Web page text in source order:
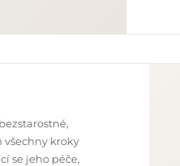
všechny kroky
se jeho péče,